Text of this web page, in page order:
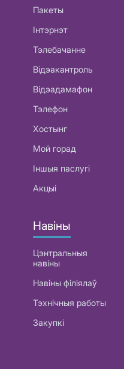
Пакеты
Інтэрнэт
Тэлебачанне
Відэакантроль
Відэадамафон
Тэлефон
Хостынг
Мой горад
Іншыя паслугі
Акцыі
Навіны
Цэнтральныя
навіны
Навіны філіялаў
Тэхнічныя работы
Закупкі